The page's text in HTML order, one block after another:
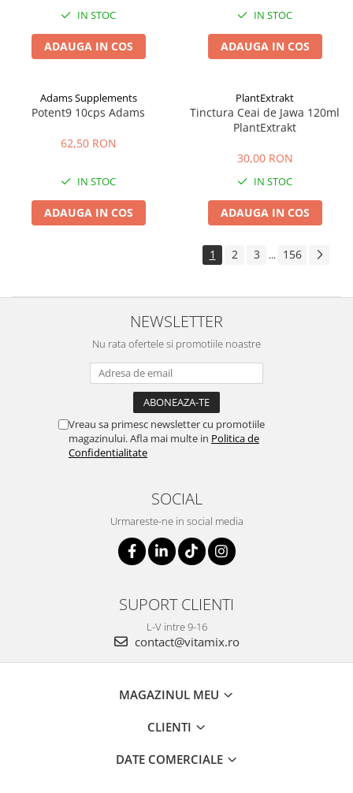
IN STOC
ADAUGA IN COS
IN STOC
ADAUGA IN COS
Adams Supplements
Potent9 10cps Adams
62,50 RON
IN STOC
ADAUGA IN COS
PlantExtrakt
Tinctura Ceai de Jawa 120ml
PlantExtrakt
30,00 RON
IN STOC
ADAUGA IN COS
1 2 3 ... 156
NEWSLETTER
Nu rata ofertele si promotiile noastre
Vreau sa primesc newsletter cu promotiile
magazinului. Afla mai multe in Politica de
Confidentialitate
SOCIAL
Urmareste-ne in social media
SUPORT CLIENTI
L-V intre 9-16
contact@vitamix.ro
MAGAZINUL MEU
CLIENTI
DATE COMERCIALE